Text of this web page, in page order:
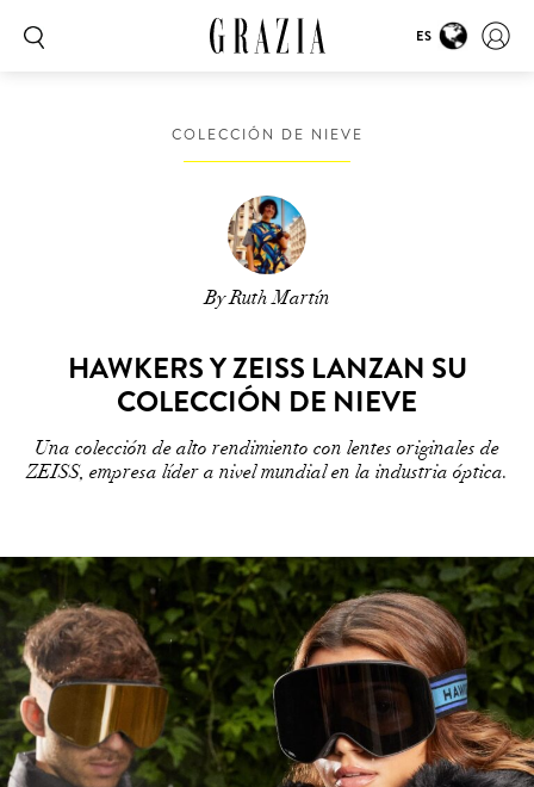
ES
COLECCIÓN DE NIEVE
By Ruth Martín
HAWKERS Y ZEISS LANZAN SU
COLECCIÓN DE NIEVE
Una colección de alto rendimiento con lentes originales de
ZEISS, empresa líder a nivel mundial en la industria óptica.